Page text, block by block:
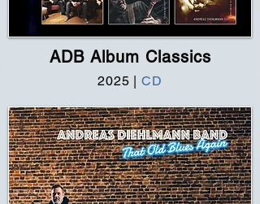
ADB Album Classics
2025 CD